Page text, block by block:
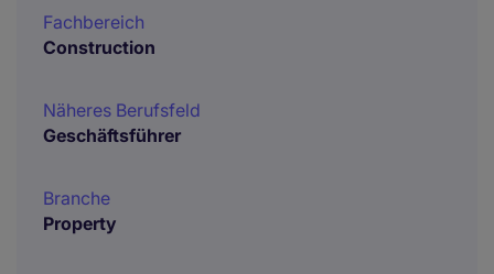
Fachbereich
Construction
Näheres Berufsfeld
Geschäftsführer
Branche
Property